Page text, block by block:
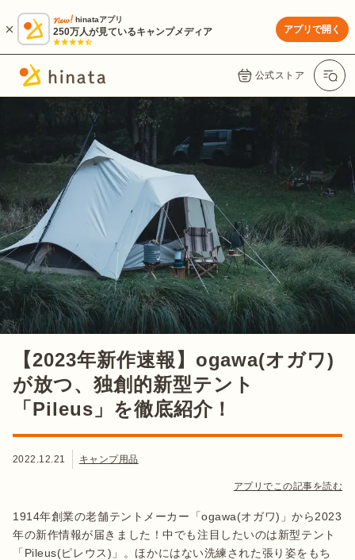
hinataアプリ
250万人が見ているキャンプメディア アプリで開く
公式ストア
【2023年新作速報】ogawa(オガワ)
が放つ、独創的新型テント
「Pileus」を徹底紹介！
2022.12.21 キャンプ用品
アプリでこの記事を読む
1914年創業の老舗テントメーカー「ogawa(オガワ)」から2023
年の新作情報が届きました！中でも注目したいのは新型テント
「Pileus(ピレウス)」。ほかにはない洗練された張り姿をもち